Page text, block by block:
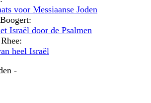
voor Messiaanse Joden
Israël door de Psalmen
heel Israël
-